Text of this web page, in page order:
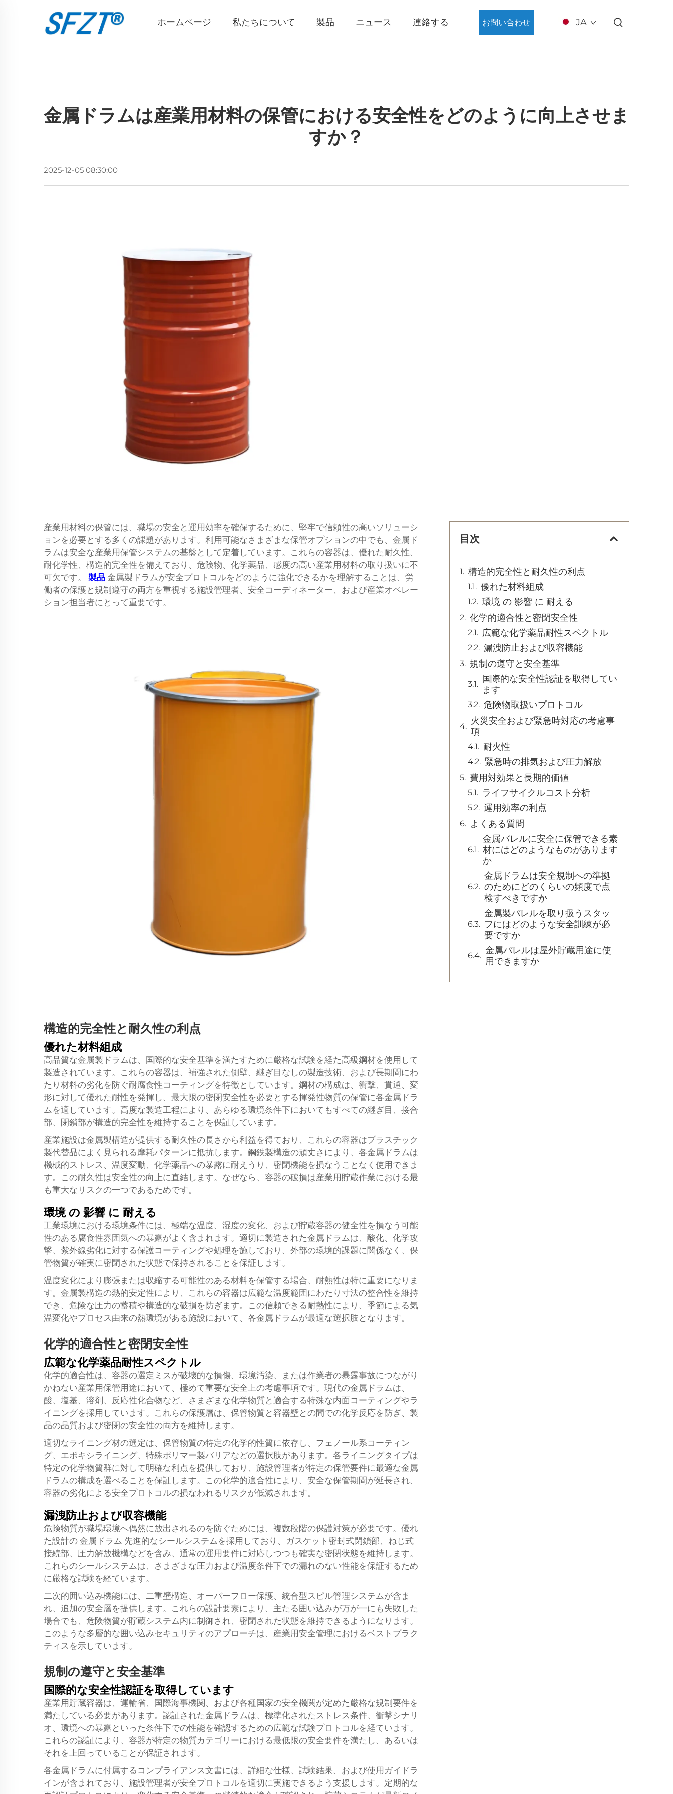
ホームページ 私たちについて 製品 ニュース 連絡する お問い合わせ JA
金属ドラムは産業用材料の保管における安全性をどのように向上させま
すか？
2025-12-05 08:30:00
産業用材料の保管には、職場の安全と運用効率を確保するために、堅牢で信頼性の高いソリューシ
ョンを必要とする多くの課題があります。利用可能なさまざまな保管オプションの中でも、金属ド
ラムは安全な産業用保管システムの基盤として定着しています。これらの容器は、優れた耐久性、
耐化学性、構造的完全性を備えており、危険物、化学薬品、感度の高い産業用材料の取り扱いに不
可欠です。 製品 金属製ドラムが安全プロトコルをどのように強化できるかを理解することは、労
働者の保護と規制遵守の両方を重視する施設管理者、安全コーディネーター、および産業オペレー
ション担当者にとって重要です。
構造的完全性と耐久性の利点
優れた材料組成
高品質な金属製ドラムは、国際的な安全基準を満たすために厳格な試験を経た高級鋼材を使用して
製造されています。これらの容器は、補強された側壁、継ぎ目なしの製造技術、および長期間にわ
たり材料の劣化を防ぐ耐腐食性コーティングを特徴としています。鋼材の構成は、衝撃、貫通、変
形に対して優れた耐性を発揮し、最大限の密閉安全性を必要とする揮発性物質の保管に各金属ドラ
ムを適しています。高度な製造工程により、あらゆる環境条件下においてもすべての継ぎ目、接合
部、閉鎖部が構造的完全性を維持することを保証しています。
産業施設は金属製構造が提供する耐久性の長さから利益を得ており、これらの容器はプラスチック
製代替品によく見られる摩耗パターンに抵抗します。鋼鉄製構造の頑丈さにより、各金属ドラムは
機械的ストレス、温度変動、化学薬品への暴露に耐えうり、密閉機能を損なうことなく使用できま
す。この耐久性は安全性の向上に直結します。なぜなら、容器の破損は産業用貯蔵作業における最
も重大なリスクの一つであるためです。
環境 の 影響 に 耐える
工業環境における環境条件には、極端な温度、湿度の変化、および貯蔵容器の健全性を損なう可能
性のある腐食性雰囲気への暴露がよく含まれます。適切に製造された金属ドラムは、酸化、化学攻
撃、紫外線劣化に対する保護コーティングや処理を施しており、外部の環境的課題に関係なく、保
管物質が確実に密閉された状態で保持されることを保証します。
温度変化により膨張または収縮する可能性のある材料を保管する場合、耐熱性は特に重要になりま
す。金属製構造の熱的安定性により、これらの容器は広範な温度範囲にわたり寸法の整合性を維持
でき、危険な圧力の蓄積や構造的な破損を防ぎます。この信頼できる耐熱性により、季節による気
温変化やプロセス由来の熱環境がある施設において、各金属ドラムが最適な選択肢となります。
化学的適合性と密閉安全性
広範な化学薬品耐性スペクトル
化学的適合性は、容器の選定ミスが破壊的な損傷、環境汚染、または作業者の暴露事故につながり
かねない産業用保管用途において、極めて重要な安全上の考慮事項です。現代の金属ドラムは、
酸、塩基、溶剤、反応性化合物など、さまざまな化学物質と適合する特殊な内面コーティングやラ
イニングを採用しています。これらの保護層は、保管物質と容器壁との間での化学反応を防ぎ、製
品の品質および密閉の安全性の両方を維持します。
適切なライニング材の選定は、保管物質の特定の化学的性質に依存し、フェノール系コーティン
グ、エポキシライニング、特殊ポリマー製バリアなどの選択肢があります。各ライニングタイプは
特定の化学物質群に対して明確な利点を提供しており、施設管理者が特定の保管要件に最適な金属
ドラムの構成を選べることを保証します。この化学的適合性により、安全な保管期間が延長され、
容器の劣化による安全プロトコルの損なわれるリスクが低減されます。
漏洩防止および収容機能
危険物質が職場環境へ偶然に放出されるのを防ぐためには、複数段階の保護対策が必要です。優れ
た設計の 金属ドラム 先進的なシールシステムを採用しており、ガスケット密封式閉鎖部、ねじ式
接続部、圧力解放機構などを含み、通常の運用要件に対応しつつも確実な密閉状態を維持します。
これらのシールシステムは、さまざまな圧力および温度条件下での漏れのない性能を保証するため
に厳格な試験を経ています。
二次的囲い込み機能には、二重壁構造、オーバーフロー保護、統合型スピル管理システムが含ま
れ、追加の安全層を提供します。これらの設計要素により、主たる囲い込みが万が一にも失敗した
場合でも、危険物質が貯蔵システム内に制御され、密閉された状態を維持できるようになります。
このような多層的な囲い込みセキュリティのアプローチは、産業用安全管理におけるベストプラク
ティスを示しています。
規制の遵守と安全基準
国際的な安全性認証を取得しています
産業用貯蔵容器は、運輸省、国際海事機関、および各種国家の安全機関が定めた厳格な規制要件を
満たしている必要があります。認証された金属ドラムは、標準化されたストレス条件、衝撃シナリ
オ、環境への暴露といった条件下での性能を確認するための広範な試験プロトコルを経ています。
これらの認証により、容器が特定の物質カテゴリーにおける最低限の安全要件を満たし、あるいは
それを上回っていることが保証されます。
各金属ドラムに付属するコンプライアンス文書には、詳細な仕様、試験結果、および使用ガイドラ
インが含まれており、施設管理者が安全プロトコルを適切に実施できるよう支援します。定期的な
目次
構造的完全性と耐久性の利点
優れた材料組成
環境 の 影響 に 耐える
化学的適合性と密閉安全性
広範な化学薬品耐性スペクトル
漏洩防止および収容機能
規制の遵守と安全基準
国際的な安全性認証を取得してい
ます
危険物取扱いプロトコル
火災安全および緊急時対応の考慮事
項
耐火性
緊急時の排気および圧力解放
費用対効果と長期的価値
ライフサイクルコスト分析
運用効率の利点
よくある質問
金属バレルに安全に保管できる素
材にはどのようなものがあります
か
金属ドラムは安全規制への準拠
のためにどのくらいの頻度で点
検すべきですか
金属製バレルを取り扱うスタッ
フにはどのような安全訓練が必
要ですか
金属バレルは屋外貯蔵用途に使
用できますか